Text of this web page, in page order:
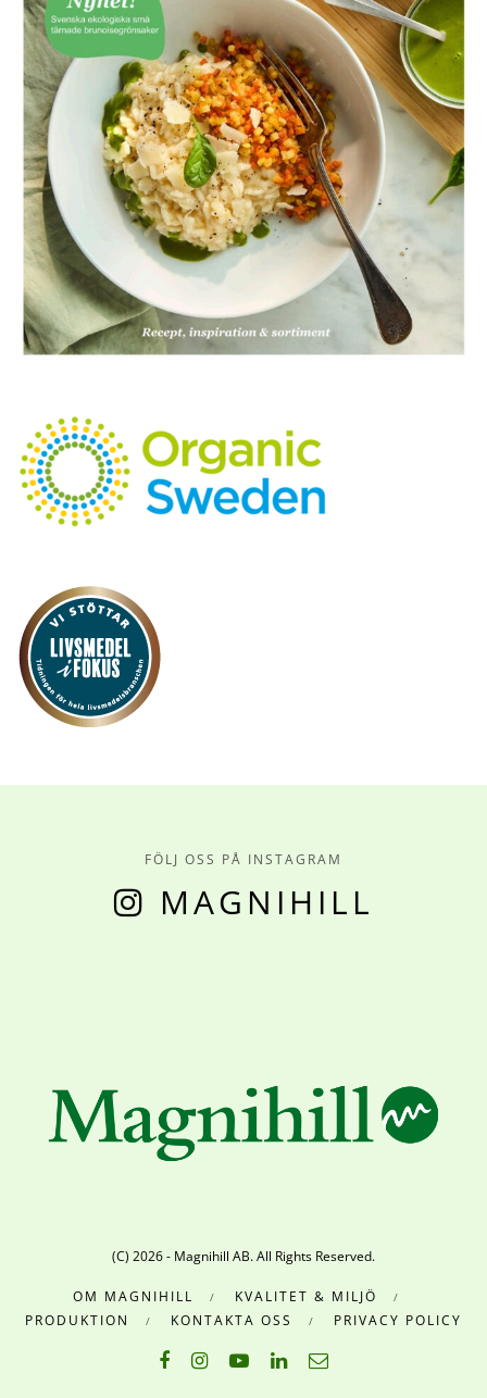
FÖLJ OSS PÅ INSTAGRAM
MAGNIHILL
(C) 2026 - Magnihill AB. All Rights Reserved.
OM MAGNIHILL
KVALITET & MILJÖ
PRODUKTION
KONTAKTA OSS PRIVACY POLICY